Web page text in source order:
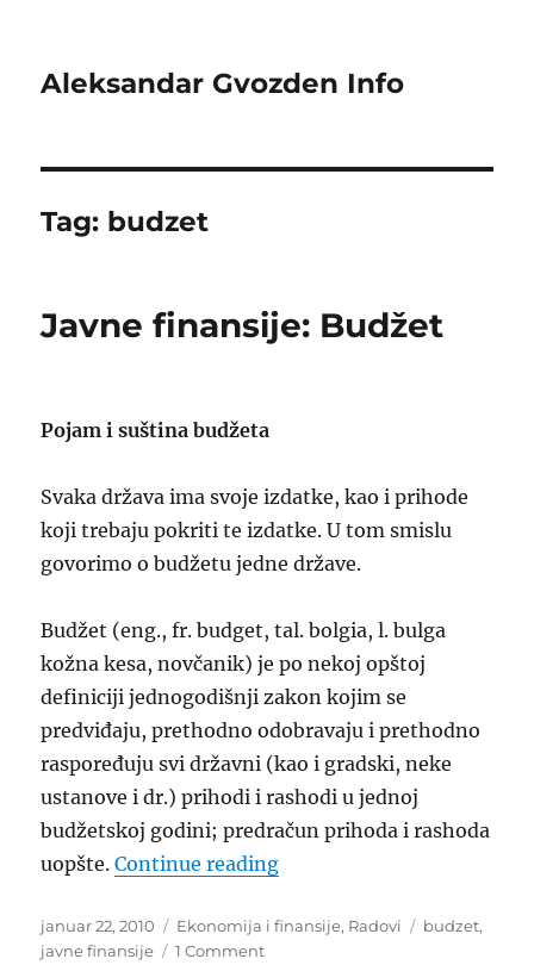
Aleksandar Gvozden Info
Tag: budzet
Javne finansije: Budžet
Pojam i suština budžeta
Svaka država ima svoje izdatke, kao i prihode
koji trebaju pokriti te izdatke. U tom smislu
govorimo o budžetu jedne države.
Budžet (eng., fr. budget, tal. bolgia, l. bulga
kožna kesa, novčanik) je po nekoj opštoj
definiciji jednogodišnji zakon kojim se
predviđaju, prethodno odobravaju i prethodno
raspoređuju svi državni (kao i gradski, neke
ustanove i dr.) prihodi i rashodi u jednoj
budžetskoj godini; predračun prihoda i rashoda
uopšte.Continue reading“Javne finansije: Budžet”
Posted
on
januar 22, 2010 Categories
Ekonomija i finansije, Radovi Tags
budzet,
javne finansije
1 Commenton